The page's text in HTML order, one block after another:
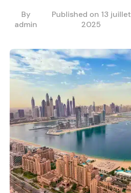
By
admin
Published on 13 juillet
2025